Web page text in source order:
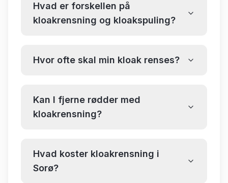
Hvad er forskellen på
kloakrensning og kloakspuling?
Hvor ofte skal min kloak renses?
Kan I fjerne rødder med
kloakrensning?
Hvad koster kloakrensning i
Sorø?